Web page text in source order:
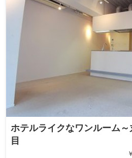
ホテルライクなワンルーム
目